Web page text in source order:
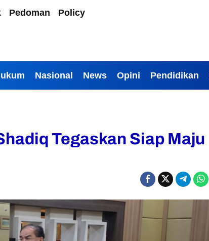
Pedoman Policy
Nasional News Opini Pendidikan
Tegaskan Siap Maju